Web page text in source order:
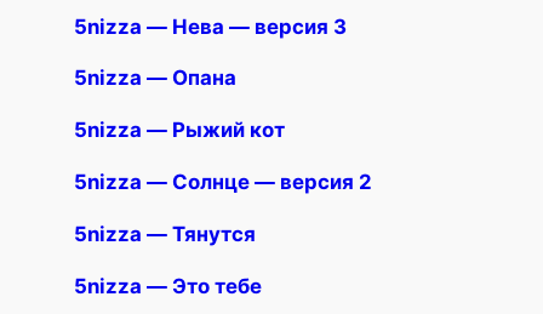
5nizza — Нева — версия 3
5nizza — Опана
5nizza — Рыжий кот
5nizza — Солнце — версия 2
5nizza — Тянутся
5nizza — Это тебе